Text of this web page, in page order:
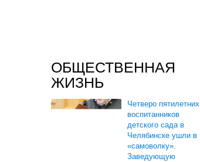
ОБЩЕСТВЕННАЯ
ЖИЗНЬ
Четверо пятилетних
воспитанников
детского сада в
Челябинске ушли в
«самоволку».
Заведующую